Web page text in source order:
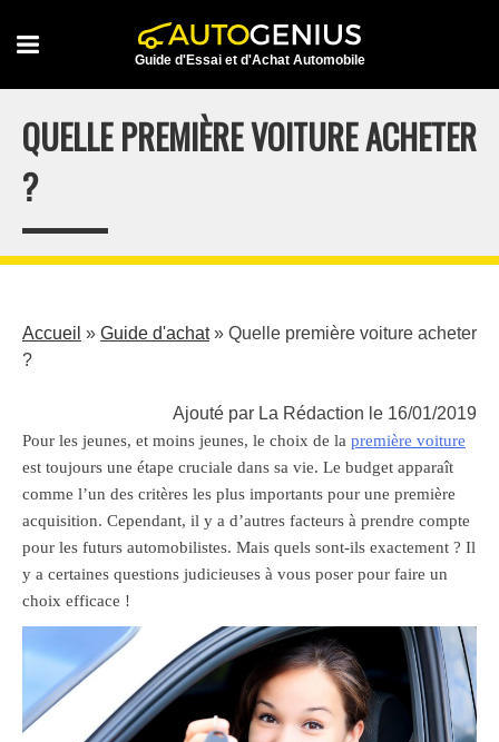
Guide d'Essai et d'Achat Automobile
QUELLE PREMIÈRE VOITURE ACHETER
?
Accueil » Guide d'achat» Quelle première voiture acheter
?
Ajouté par La Rédaction le 16/01/2019
Pour les jeunes, et moins jeunes, le choix de la première voiture
est toujours une étape cruciale dans sa vie. Le budget apparaît
comme l’un des critères les plus importants pour une première
acquisition. Cependant, il y a d’autres facteurs à prendre compte
pour les futurs automobilistes. Mais quels sont-ils exactement ? Il
y a certaines questions judicieuses à vous poser pour faire un
choix efficace !